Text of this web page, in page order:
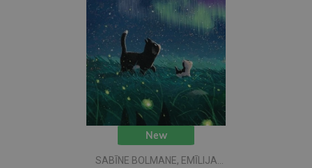
New
SABĪNE BOLMANE, EMĪLIJA